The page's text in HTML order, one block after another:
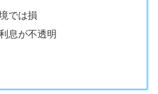
では損
息が不透明